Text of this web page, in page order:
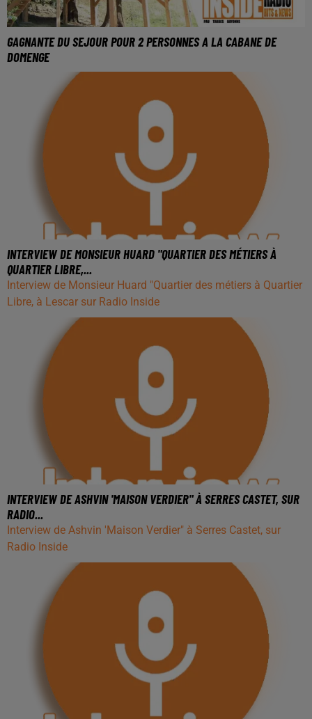
GAGNANTE DU SEJOUR POUR 2 PERSONNES A LA CABANE DE
DOMENGE
INTERVIEW DE MONSIEUR HUARD "QUARTIER DES MÉTIERS À
QUARTIER LIBRE,...
Interview de Monsieur Huard "Quartier des métiers à Quartier
Libre, à Lescar sur Radio Inside
INTERVIEW DE ASHVIN 'MAISON VERDIER" À SERRES CASTET, SUR
RADIO...
Interview de Ashvin 'Maison Verdier" à Serres Castet, sur
Radio Inside